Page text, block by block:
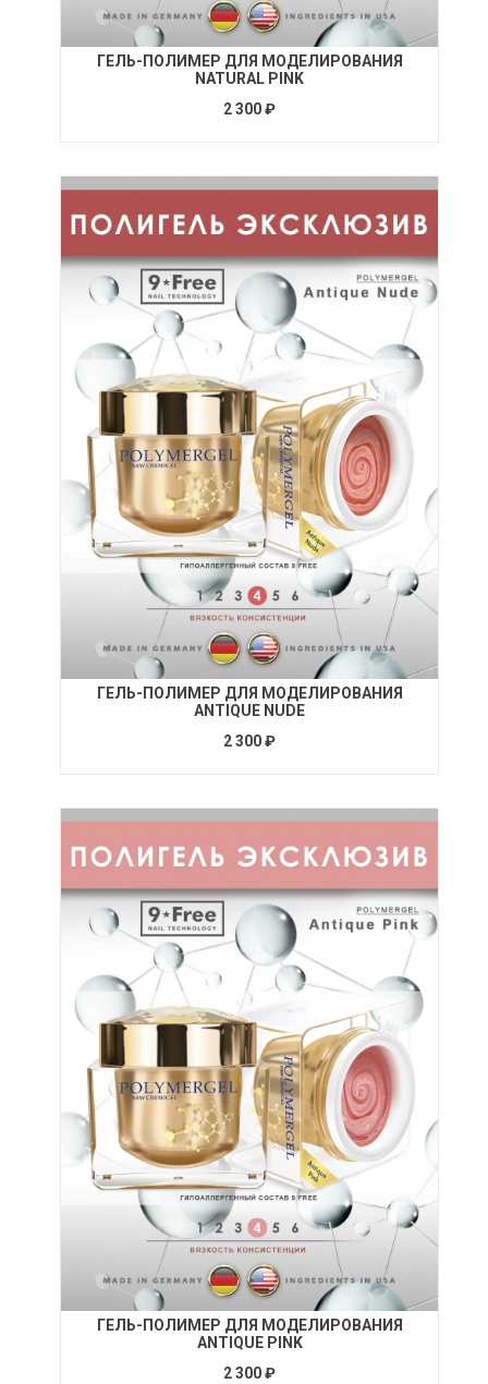
ГЕЛЬ-ПОЛИМЕР ДЛЯ МОДЕЛИРОВАНИЯ
NATURAL PINK
2 300 ₽
ГЕЛЬ-ПОЛИМЕР ДЛЯ МОДЕЛИРОВАНИЯ
ANTIQUE NUDE
2 300 ₽
ГЕЛЬ-ПОЛИМЕР ДЛЯ МОДЕЛИРОВАНИЯ
ANTIQUE PINK
2 300 ₽